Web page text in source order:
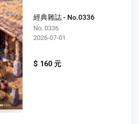
經典雜誌 - No.0336
No. 0336
2026-07-01
$ 160 元